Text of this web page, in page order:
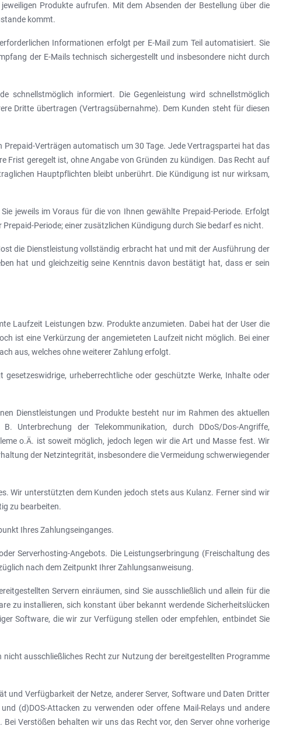
Produkte aufrufen. Mit dem Absenden der Bestellung über die
kommt.
Informationen erfolgt per E-Mail zum Teil automatisiert. Sie
der E-Mails technisch sichergestellt und insbesondere nicht durch
informiert. Die Gegenleistung wird schnellstmöglich
Dritte übertragen (Vertragsübernahme). Dem Kunden steht für diesen
Verträgen automatisch um 30 Tage. Jede Vertragspartei hat das
Frist geregelt ist, ohne Angabe von Gründen zu kündigen. Das Recht auf
Hauptpflichten bleibt unberührt. Die Kündigung ist nur wirksam,
jeweils im Voraus für die von Ihnen gewählte Prepaid-Periode. Erfolgt
Periode; einer zusätzlichen Kündigung durch Sie bedarf es nicht.
die Dienstleistung vollständig erbracht hat und mit der Ausführung der
hat und gleichzeitig seine Kenntnis davon bestätigt hat, dass er sein
Laufzeit Leistungen bzw. Produkte anzumieten. Dabei hat der User die
ist eine Verkürzung der angemieteten Laufzeit nicht möglich. Bei einer
aus, welches ohne weiterer Zahlung erfolgt.
urheberrechtliche oder geschützte Werke, Inhalte oder
Dienstleistungen und Produkte besteht nur im Rahmen des aktuellen
der Telekommunikation, durch DDoS/Dos-Angriffe,
o.Ä. ist soweit möglich, jedoch legen wir die Art und Masse fest. Wir
der Netzintegrität, insbesondere die Vermeidung schwerwiegender
Wir unterstützten dem Kunden jedoch stets aus Kulanz. Ferner sind wir
zu bearbeiten.
Ihres Zahlungseinganges.
Serverhosting-Angebots. Die Leistungserbringung (Freischaltung des
nach dem Zeitpunkt Ihrer Zahlungsanweisung.
Servern einräumen, sind Sie ausschließlich und allein für die
zu installieren, sich konstant über bekannt werdende Sicherheitslücken
Software, die wir zur Verfügung stellen oder empfehlen, entbindet Sie
ausschließliches Recht zur Nutzung der bereitgestellten Programme
und Verfügbarkeit der Netze, anderer Server, Software und Daten Dritter
(d)DOS-Attacken zu verwenden oder offene Mail-Relays und andere
Verstößen behalten wir uns das Recht vor, den Server ohne vorherige